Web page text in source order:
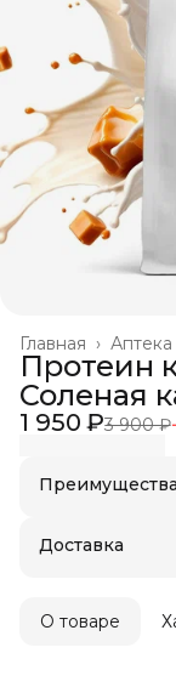
Аптека
Главная ›
Протеин
Соленая
1 950 ₽3 900 ₽
Преимущества
Оплата
Удобный
Доставка
О товаре